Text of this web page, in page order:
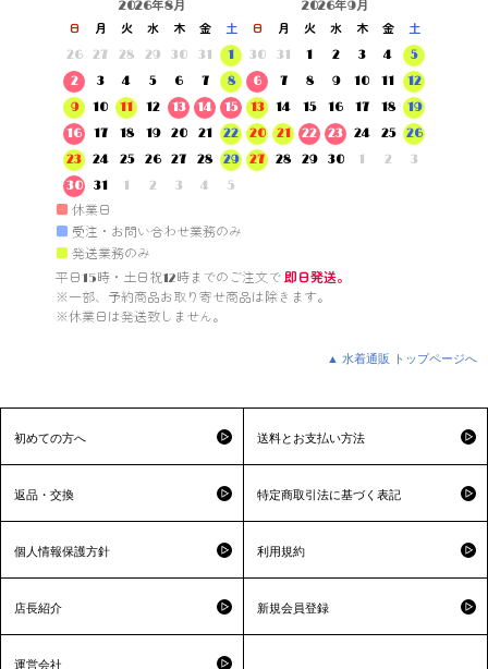
2026年8月
日 月 火 水 木 金
土
26
27 28 29 30 31
1
2
3 4 5 6 7
8
9
10 11 12 13 14
15
16
17 18 19 20 21
22
23
24 25 26 27 28
29
30
31 1 2 3 4 5
2026年9月
日 月 火 水 木 金
土
30
31 1 2 3 4
5
6
7 8 9 10 11
12
13
14 15 16 17 18
19
20
21 22 23 24 25
26
27
28 29 30 1 2 3
■ 休業日
■ 受注・お問い合わせ業務のみ
■ 発送業務のみ
平日15時・土日祝12時までのご注文で 即日発送。
※一部、予約商品お取り寄せ商品は除きます。
※休業日は発送致しません。
▲ 水着通販 トップページへ
初めての方へ 送料とお支払い方法
返品・交換 特定商取引法に基づく表記
個人情報保護方針 利用規約
店長紹介 新規会員登録
運営会社